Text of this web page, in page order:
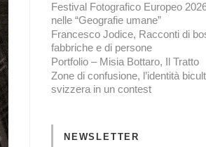
Festival Fotografico Europeo
nelle “Geografie umane”
Francesco Jodice, Racconti di
fabbriche e di persone
Portfolio – Misia Bottaro, Il Tratto
Zone di confusione, l’identità
svizzera in un contest
NEWSLETTER